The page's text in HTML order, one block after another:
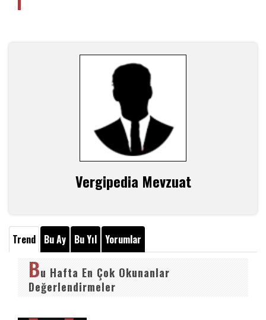
Vergipedia Mevzuat
Trend Bu Ay Bu Yıl Yorumlar
Bu Hafta En Çok Okunanlar
Değerlendirmeler